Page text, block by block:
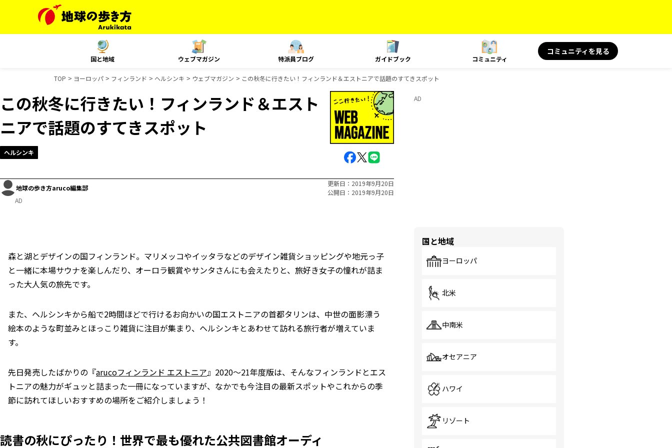
国と地域 ウェブマガジン 特派員ブログ ガイドブック コミュニティ
コミュニティを見る
TOP ヨーロッパ フィンランド ヘルシンキ ウェブマガジン この秋冬に行きたい！フィンランド＆エストニアで話題のすてきスポット
この秋冬に行きたい！フィンランド＆エスト
ニアで話題のすてきスポット
ヘルシンキ
地球の歩き方aruco編集部
更新日
2019年9月20日
公開日
2019年9月20日
AD
森と湖とデザインの国フィンランド。マリメッコやイッタラなどのデザイン雑貨ショッピングや地元っ子
と一緒に本場サウナを楽しんだり、オーロラ観賞やサンタさんにも会えたりと、旅好き女子の憧れが詰ま
った大人気の旅先です。
また、ヘルシンキから船で2時間ほどで行けるお向かいの国エストニアの首都タリンは、中世の面影漂う
絵本のような町並みとほっこり雑貨に注目が集まり、ヘルシンキとあわせて訪れる旅行者が増えていま
す。
先日発売したばかりの『arucoフィンランド エストニア』2020〜21年度版は、そんなフィンランドとエス
トニアの魅力がギュッと詰まった一冊になっていますが、なかでも今注目の最新スポットやこれからの季
節に訪れてほしいおすすめの場所をご紹介しましょう！
読書の秋にぴったり！世界で最も優れた公共図書館オーディ
AD
国と地域
ヨーロッパ
北米
中南米
オセアニア
ハワイ
リゾート